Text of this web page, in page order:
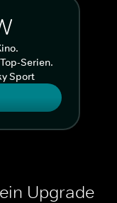
Serien.
Sport
Upgrade